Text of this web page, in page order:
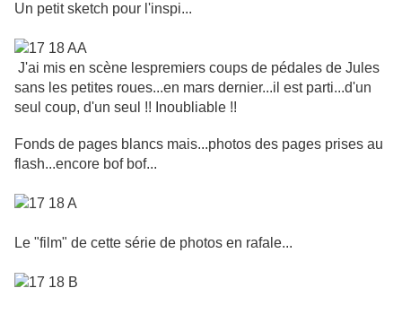
Un petit sketch pour l'inspi...
J'ai mis en scène lespremiers coups de pédales de Jules
sans les petites roues...en mars dernier...il est parti...d'un
seul coup, d'un seul !! Inoubliable !!
Fonds de pages blancs mais...photos des pages prises au
flash...encore bof bof...
Le "film" de cette série de photos en rafale...